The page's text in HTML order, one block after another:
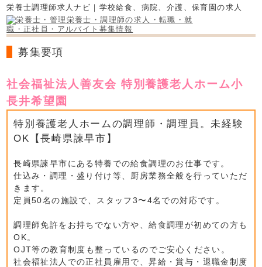
栄養士調理師求人ナビ｜学校給食、病院、介護、保育園の求人
募集要項
社会福祉法人善友会 特別養護老人ホーム小
長井希望園
特別養護老人ホームの調理師・調理員。未経験
OK【長崎県諫早市】
長崎県諫早市にある特養での給食調理のお仕事です。
仕込み・調理・盛り付け等、厨房業務全般を行っていただ
きます。
定員50名の施設で、スタッフ3〜4名での対応です。
調理師免許をお持ちでない方や、給食調理が初めての方も
OK。
OJT等の教育制度も整っているのでご安心ください。
社会福祉法人での正社員雇用で、昇給・賞与・退職金制度